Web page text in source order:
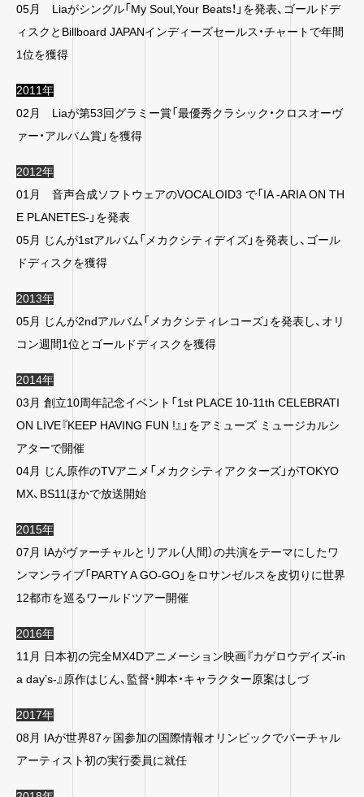
05月 Liaがシングル「My Soul,Your Beats！」を発表、ゴールドデ
ィスクとBillboard JAPANインディーズセールス・チャートで年間
1位を獲得
2011年
02月 Liaが第53回グラミー賞「最優秀クラシック・クロスオーヴ
ァー・アルバム賞」を獲得
2012年
01月 音声合成ソフトウェアのVOCALOID3 で「IA -ARIA ON TH
E PLANETES-」を発表
05月 じんが1stアルバム「メカクシティデイズ」を発表し、ゴール
ドディスクを獲得
2013年
05月 じんが2ndアルバム「メカクシティレコーズ」を発表し、オリ
コン週間1位とゴールドディスクを獲得
2014年
03月 創立10周年記念イベント「1st PLACE 10-11th CELEBRATI
ON LIVE『KEEP HAVING FUN !』」をアミューズ ミュージカルシ
アターで開催
04月 じん原作のTVアニメ「メカクシティアクターズ」がTOKYO
MX、BS11ほかで放送開始
2015年
07月 IAがヴァーチャルとリアル（人間）の共演をテーマにしたワ
ンマンライブ「PARTY A GO-GO」をロサンゼルスを皮切りに世界
12都市を巡るワールドツアー開催
2016年
11月 日本初の完全MX4Dアニメーション映画『カゲロウデイズ-in
a day’s-』原作はじん、監督・脚本・キャラクター原案はしづ
2017年
08月 IAが世界87ヶ国参加の国際情報オリンピックでバーチャル
アーティスト初の実行委員に就任